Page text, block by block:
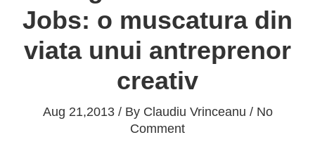
Jobs: o muscatura din
viata unui antreprenor
creativ
Aug 21,2013 / By Claudiu Vrinceanu / No
Comment